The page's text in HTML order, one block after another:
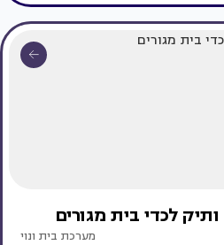
לכדי בית מגורים
מערכת בית ונוי